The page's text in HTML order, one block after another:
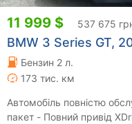
11 999 $ 537 675
BMW 3 Series GT,
Бензин 2 л.
173 тис. км
Автомобіль повністю
пакет - Повний привід